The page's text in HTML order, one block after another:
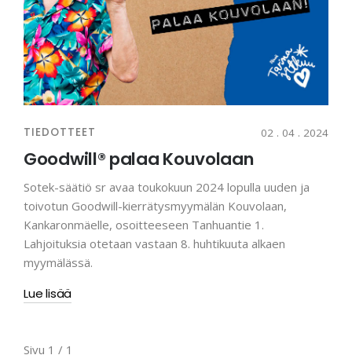
TIEDOTTEET 02 . 04 . 2024
Goodwill® palaa Kouvolaan
Sotek-säätiö sr avaa toukokuun 2024 lopulla uuden ja
toivotun Goodwill-kierrätysmyymälän Kouvolaan,
Kankaronmäelle, osoitteeseen Tanhuantie 1.
Lahjoituksia otetaan vastaan 8. huhtikuuta alkaen
myymälässä.
Lue lisää
Sivu 1 / 1